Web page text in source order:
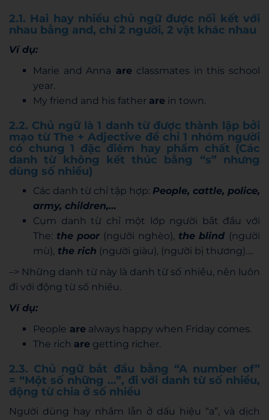
2.1. Hai hay nhiều chủ ngữ được nối kết với
nhau bằng and, chỉ 2 người, 2 vật khác nhau
Ví dụ:
Marie and Anna are classmates in this school
year.
My friend and his father are in town.
2.2. Chủ ngữ là 1 danh từ được thành lập bởi
mạo từ The + Adjective để chỉ 1 nhóm người
có chung 1 đặc điểm hay phẩm chất (Các
danh từ không kết thúc bằng “s” nhưng
dùng số nhiều)
Các danh từ chỉ tập hợp: People, cattle, police,
army, children,…
Cụm danh từ chỉ một lớp người bắt đầu với
The: the poor (người nghèo), the blind (người
mù), the rich (người giàu), (người bị thương)….
–> Những danh từ này là danh từ số nhiều, nên luôn
đi với động từ số nhiều.
Ví dụ:
People are always happy when Friday comes.
The rich are getting richer.
2.3. Chủ ngữ bắt đầu bằng “A number of”
= “Một số những …”, đi với danh từ số nhiều,
động từ chia ở số nhiều
Người dùng hay nhầm lẫn ở dấu hiệu “a”, và dịch